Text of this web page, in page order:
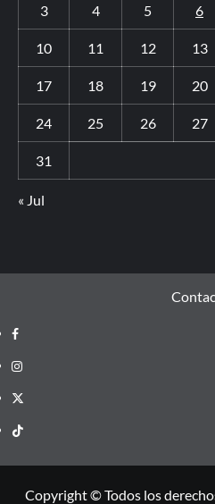
3 4 5 6
10 11 12 13
17 18 19 20
24 25 26 27
31
« Jul
Copyright © Todos los